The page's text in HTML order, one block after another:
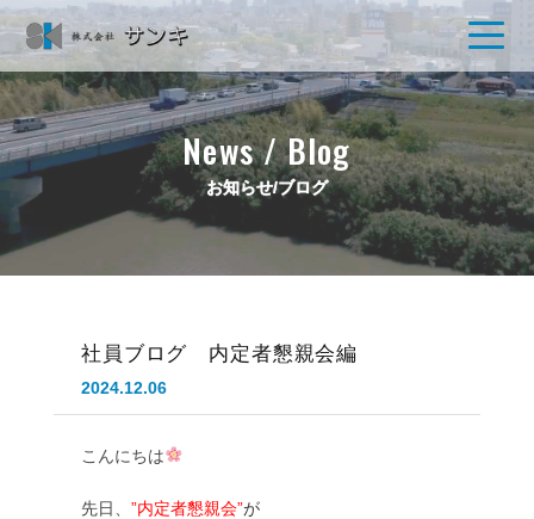
News / Blog
お知らせ/ブログ
社員ブログ 内定者懇親会編
2024.12.06
こんにちは
先日、”内定者懇親会”が